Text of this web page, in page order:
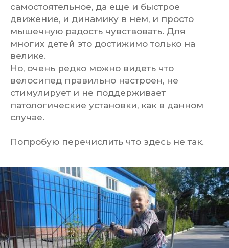
самостоятельное, да еще и быстрое
движение, и динамику в нем, и просто
мышечную радость чувствовать. Для
многих детей это достижимо только на
велике.
Но, очень редко можно видеть что
велосипед правильно настроен, не
стимулирует и не поддерживает
патологические установки, как в данном
случае.
Попробую перечислить что здесь не так.